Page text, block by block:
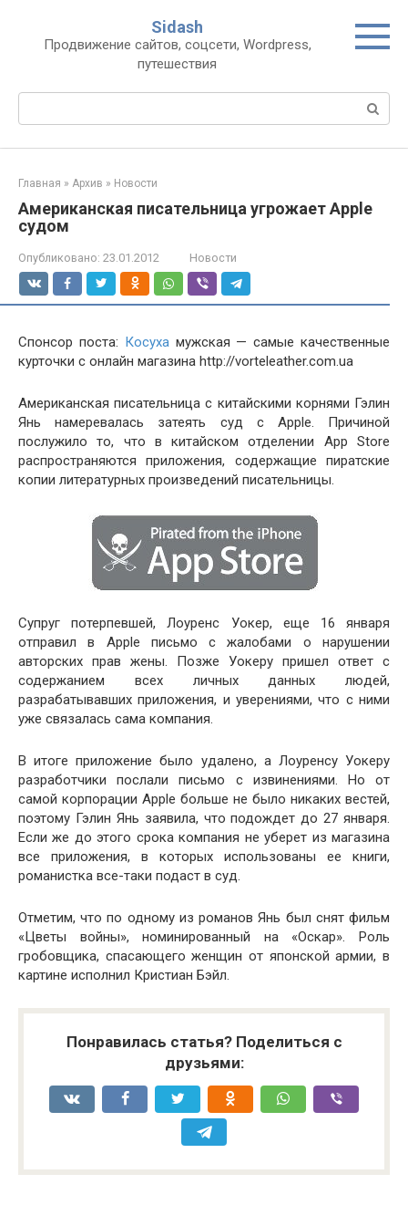
контенту
Sidash
Продвижение сайтов, соцсети, Wordpress,
путешествия
Главная » Архив » Новости
Американская писательница угрожает Apple
судом
Опубликовано: 23.01.2012 Новости
Спонсор поста: Косухамужская — самые качественные
курточки с онлайн магазина http://vorteleather.com.ua
Американская писательница с китайскими корнями Гэлин
Янь намеревалась затеять суд с Apple. Причиной
послужило то, что в китайском отделении App Store
распространяются приложения, содержащие пиратские
копии литературных произведений писательницы.
Супруг потерпевшей, Лоуренс Уокер, еще 16 января
отправил в Apple письмо с жалобами о нарушении
авторских прав жены. Позже Уокеру пришел ответ с
содержанием всех личных данных людей,
разрабатывавших приложения, и уверениями, что с ними
уже связалась сама компания.
В итоге приложение было удалено, а Лоуренсу Уокеру
разработчики послали письмо с извинениями. Но от
самой корпорации Apple больше не было никаких вестей,
поэтому Гэлин Янь заявила, что подождет до 27 января.
Если же до этого срока компания не уберет из магазина
все приложения, в которых использованы ее книги,
романистка все-таки подаст в суд.
Отметим, что по одному из романов Янь был снят фильм
«Цветы войны», номинированный на «Оскар». Роль
гробовщика, спасающего женщин от японской армии, в
картине исполнил Кристиан Бэйл.
Понравилась статья? Поделиться с
друзьями: